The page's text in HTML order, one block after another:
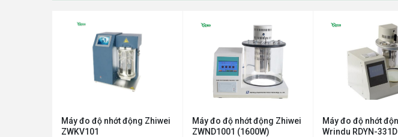
Máy đo độ nhớt động Zhiwei
ZWKV101
Máy đo độ nhớt động Zhiwei
ZWND1001 (1600W)
Máy đo độ nhớt
Wrindu RDYN-